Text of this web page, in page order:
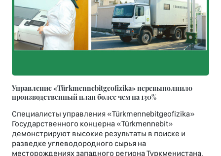
Управление «Türkmennebitgeofizika» перевыполнило
производственный план более чем на 130%
Специалисты управления «Türkmennebitgeofizika»
Государственного концерна «Türkmennebit»
демонстрируют высокие результаты в поиске и
разведке углеводородного сырья на
месторождениях западного региона Туркменистана.